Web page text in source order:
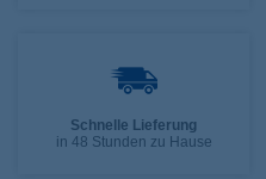
Schnelle Lieferung
in 48 Stunden zu Hause